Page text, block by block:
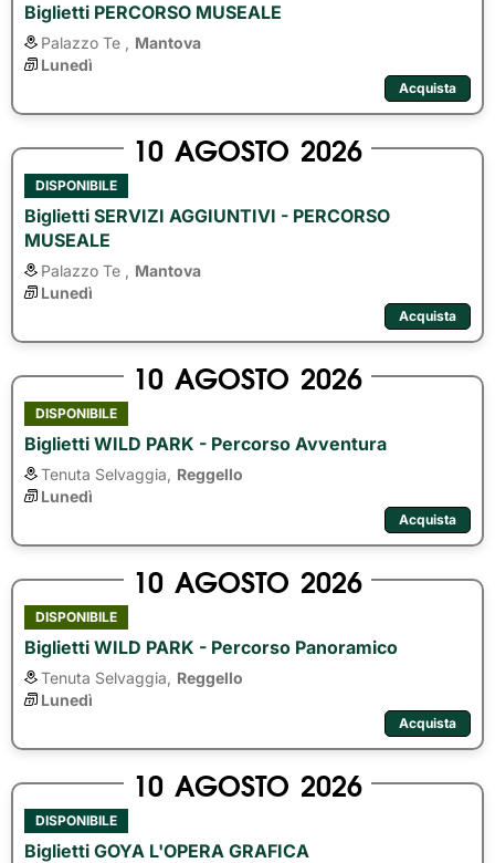
Biglietti PERCORSO MUSEALE
Palazzo Te ,
Mantova
Lunedì
Acquista
10 AGOSTO 2026
DISPONIBILE
Biglietti SERVIZI AGGIUNTIVI - PERCORSO
MUSEALE
Palazzo Te ,
Mantova
Lunedì
Acquista
10 AGOSTO 2026
DISPONIBILE
Biglietti WILD PARK - Percorso Avventura
Tenuta Selvaggia,
Reggello
Lunedì
Acquista
10 AGOSTO 2026
DISPONIBILE
Biglietti WILD PARK - Percorso Panoramico
Tenuta Selvaggia,
Reggello
Lunedì
Acquista
10 AGOSTO 2026
DISPONIBILE
Biglietti GOYA L'OPERA GRAFICA